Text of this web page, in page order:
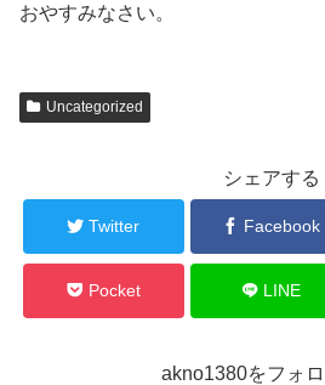
おやすみなさい。
Uncategorized
シェアする
Twitter Facebook
Pocket LINE
akno1380をフォ